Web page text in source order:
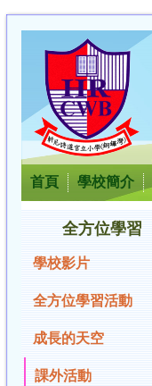
首頁 學校簡介
全方位學習
學校影片
全方位學習活動
成長的天空
課外活動